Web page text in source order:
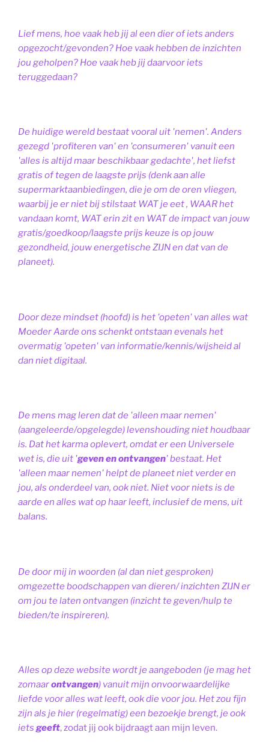
Lief mens, hoe vaak heb jij al een dier of iets anders
opgezocht/gevonden? Hoe vaak hebben de inzichten
jou geholpen? Hoe vaak heb jij daarvoor iets
teruggedaan?
De huidige wereld bestaat vooral uit 'nemen'. Anders
gezegd 'profiteren van' en 'consumeren' vanuit een
'alles is altijd maar beschikbaar gedachte', het liefst
gratis of tegen de laagste prijs (denk aan alle
supermarktaanbiedingen, die je om de oren vliegen,
waarbij je er niet bij stilstaat WAT je eet , WAAR het
vandaan komt, WAT erin zit en WAT de impact van jouw
gratis/goedkoop/laagste prijs keuze is op jouw
gezondheid, jouw energetische ZIJN en dat van de
planeet).
Door deze mindset (hoofd) is het 'opeten' van alles wat
Moeder Aarde ons schenkt ontstaan evenals het
overmatig 'opeten' van informatie/kennis/wijsheid al
dan niet digitaal.
De mens mag leren dat de 'alleen maar nemen'
(aangeleerde/opgelegde) levenshouding niet houdbaar
is. Dat het karma oplevert, omdat er een Universele
wet is, die uit 'geven en ontvangen' bestaat. Het
'alleen maar nemen' helpt de planeet niet verder en
jou, als onderdeel van, ook niet. Niet voor niets is de
aarde en alles wat op haar leeft, inclusief de mens, uit
balans.
De door mij in woorden (al dan niet gesproken)
omgezette boodschappen van dieren/ inzichten ZIJN er
om jou te laten ontvangen (inzicht te geven/hulp te
bieden/te inspireren).
Alles op deze website wordt je aangeboden (je mag het
zomaarontvangen) vanuit mijn onvoorwaardelijke
liefde voor alles wat leeft, ook die voor jou. Het zou fijn
zijn als je hier (regelmatig) een bezoekje brengt, je ook
iets geeft, zodat jij ook bijdraagt aan mijn leven.